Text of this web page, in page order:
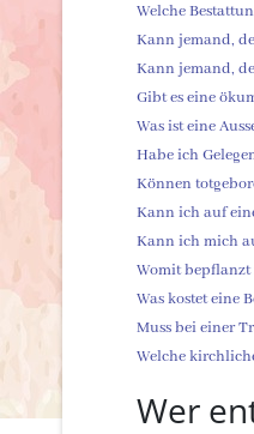
Welche
Kann jemand,
Kann jemand,
Gibt es eine
Was ist eine
Habe ich
Können
Kann ich auf
Kann ich mich
Womit bepflanzt
Was kostet eine
Muss bei einer
Welche
Wer